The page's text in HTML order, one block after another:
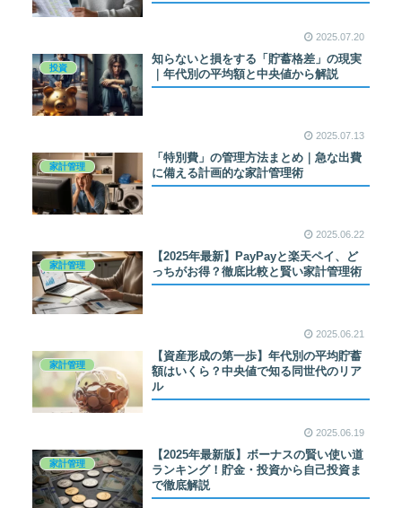
2025.07.20
投資
知らないと損をする「貯蓄格差」の現実
｜年代別の平均額と中央値から解説
2025.07.13
家計管理
「特別費」の管理方法まとめ｜急な出費
に備える計画的な家計管理術
2025.06.22
家計管理
【2025年最新】PayPayと楽天ペイ、ど
っちがお得？徹底比較と賢い家計管理術
2025.06.21
家計管理
【資産形成の第一歩】年代別の平均貯蓄
額はいくら？中央値で知る同世代のリア
ル
2025.06.19
家計管理
【2025年最新版】ボーナスの賢い使い道
ランキング！貯金・投資から自己投資ま
で徹底解説